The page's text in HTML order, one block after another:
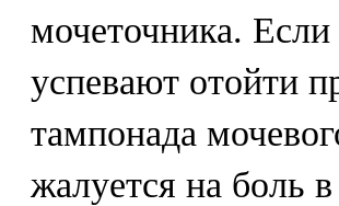
мочеточника.
успевают отойти
тампонада
жалуется на боль